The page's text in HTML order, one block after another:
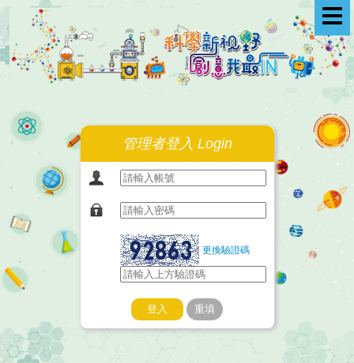
選
單
管理者登入 Login
更換驗證碼